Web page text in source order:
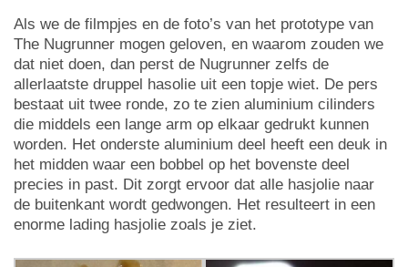
Als we de filmpjes en de foto’s van het prototype van
The Nugrunner mogen geloven, en waarom zouden we
dat niet doen, dan perst de Nugrunner zelfs de
allerlaatste druppel hasolie uit een topje wiet. De pers
bestaat uit twee ronde, zo te zien aluminium cilinders
die middels een lange arm op elkaar gedrukt kunnen
worden. Het onderste aluminium deel heeft een deuk in
het midden waar een bobbel op het bovenste deel
precies in past. Dit zorgt ervoor dat alle hasjolie naar
de buitenkant wordt gedwongen. Het resulteert in een
enorme lading hasjolie zoals je ziet.